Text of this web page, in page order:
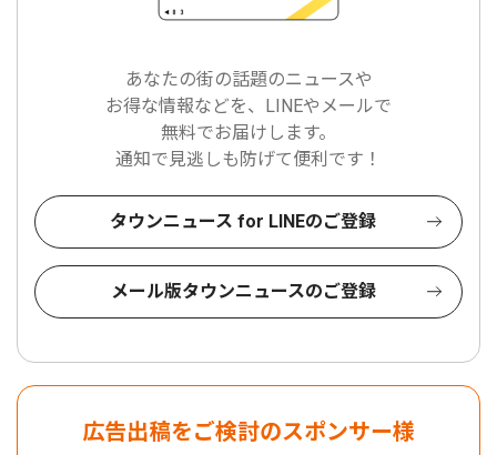
あなたの街の話題のニュースや
お得な情報などを、LINEやメールで
無料でお届けします。
通知で見逃しも防げて便利です！
タウンニュース for LINEのご登録
メール版タウンニュースのご登録
広告出稿をご検討のスポンサー様